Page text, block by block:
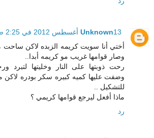
Unknown13 أغسطس 2012 في 2:25 ص
أختي أنا سويت كريمه الزبده لاكن
وصار قوامها غريب مو كريمه أبدا..
رحت ذوبتها على النار وخليتها لتبرد
وضفت عليها كميه كبيره سكر بودره لاكن
للتشكيل ..
ماذا أفعل ليرجع قوامها كريمي ؟
رد